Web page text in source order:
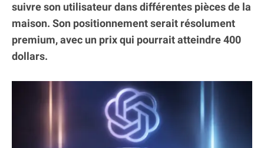
suivre son utilisateur dans différentes pièces de la
maison. Son positionnement serait résolument
premium, avec un prix qui pourrait atteindre 400
dollars.